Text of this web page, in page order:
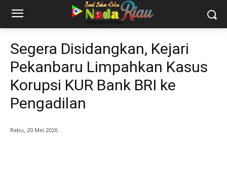
Segera Disidangkan, Kejari
Pekanbaru Limpahkan Kasus
Korupsi KUR Bank BRI ke
Pengadilan
Rabu, 20 Mei 2026